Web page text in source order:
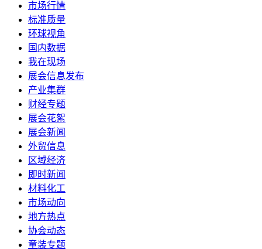
市场行情
标准质量
环球视角
国内数据
我在现场
展会信息发布
产业集群
财经专题
展会花絮
展会新闻
外贸信息
区域经济
即时新闻
材料化工
市场动向
地方热点
协会动态
童装专题